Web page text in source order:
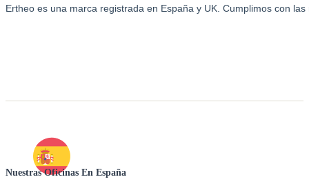
Nuestras Oficinas En España